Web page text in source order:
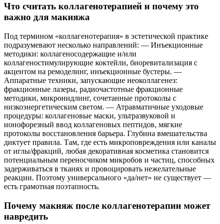
Что считать коллагенотерапией и почему это
важно для макияжа
Под термином «коллагенотерапия» в эстетической практике
подразумевают несколько направлений: — Инъекционные
методики: коллагеносодержащие и/или
коллагеностимулирующие коктейли, биоревитализация с
акцентом на ремоделинг, инъекционные бустеры. —
Аппаратные техники, запускающие неоколлагенез:
фракционные лазеры, радиочастотные фракционные
методики, микронидлинг, сочетанные протоколы с
низкоэнергетическим светом. — Атравматичные уходовые
процедуры: коллагеновые маски, ультразвуковой и
ионофорезный ввод коллагеновых пептидов, мягкие
протоколы восстановления барьера. Глубина вмешательства
диктует правила. Там, где есть микроповреждения или каналы
от иглы/фракций, любая декоративная косметика становится
потенциальным переносчиком микробов и частиц, способных
задерживаться в тканях и провоцировать нежелательные
реакции. Поэтому универсального «да/нет» не существует —
есть грамотная поэтапность.
Почему макияж после коллагенотерапии может
навредить